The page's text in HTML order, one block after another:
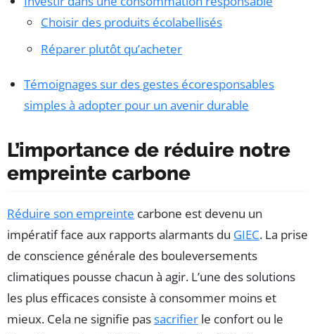
Choisir des produits écolabellisés
Réparer plutôt qu’acheter
Témoignages sur des gestes écoresponsables
simples à adopter pour un avenir durable
L’importance de réduire notre
empreinte carbone
Réduire son empreinte carbone est devenu un
impératif face aux rapports alarmants du GIEC. La prise
de conscience générale des bouleversements
climatiques pousse chacun à agir. L’une des solutions
les plus efficaces consiste à consommer moins et
mieux. Cela ne signifie passacrifier le confort ou le